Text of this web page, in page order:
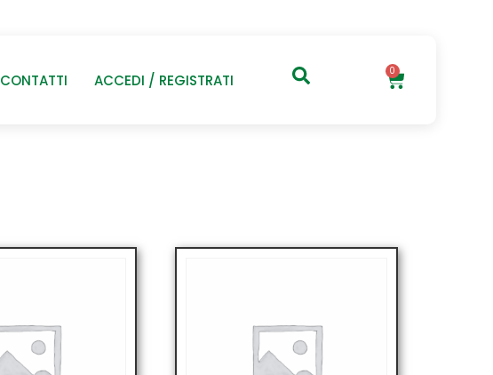
CONTATTI ACCEDI / REGISTRATI 0